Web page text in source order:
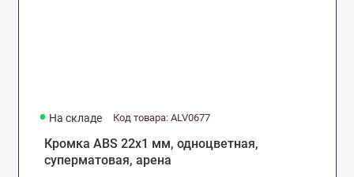
На складе Код товара: ALV0677
Кромка ABS 22х1 мм, одноцветная,
суперматовая, арена